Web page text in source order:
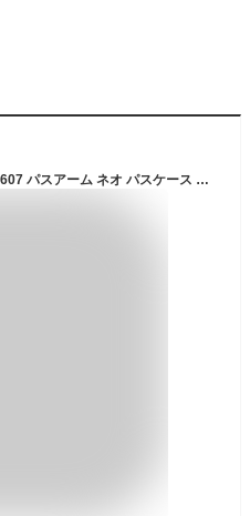
eb's エビス PASS ARM NEO 4300607 パスアーム ネオ パスケース ネオ 腕巻きつけ 伸縮タイプ 縦向き リフト券ホルダー アームバンド スノーボード 正規品